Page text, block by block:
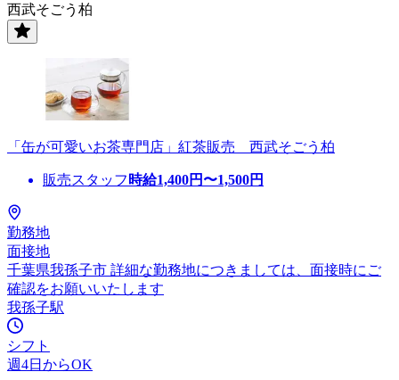
西武そごう柏
「缶が可愛いお茶専門店」紅茶販売 西武そごう柏
販売スタッフ 時給1,400円〜1,500円
勤務地
面接地
千葉県我孫子市 詳細な勤務地につきましては、面接時にご
確認をお願いいたします
我孫子駅
シフト
週4日からOK